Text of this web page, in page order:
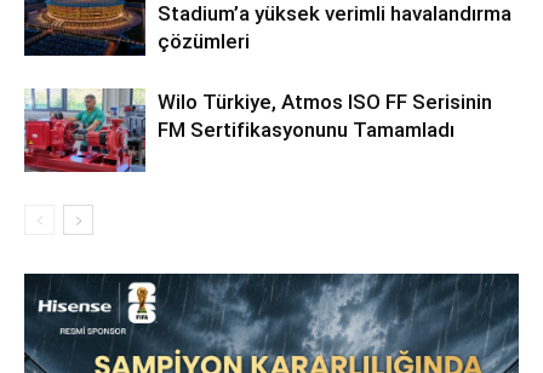
Stadium’a yüksek verimli havalandırma
çözümleri
Wilo Türkiye, Atmos ISO FF Serisinin
FM Sertifikasyonunu Tamamladı